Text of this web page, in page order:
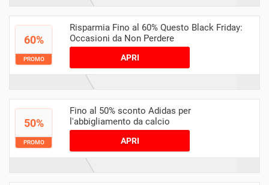
60%
PROMO
Risparmia Fino al 60% Questo Black Friday:
Occasioni da Non Perdere
APRI
50%
PROMO
Fino al 50% sconto Adidas per
l'abbigliamento da calcio
APRI